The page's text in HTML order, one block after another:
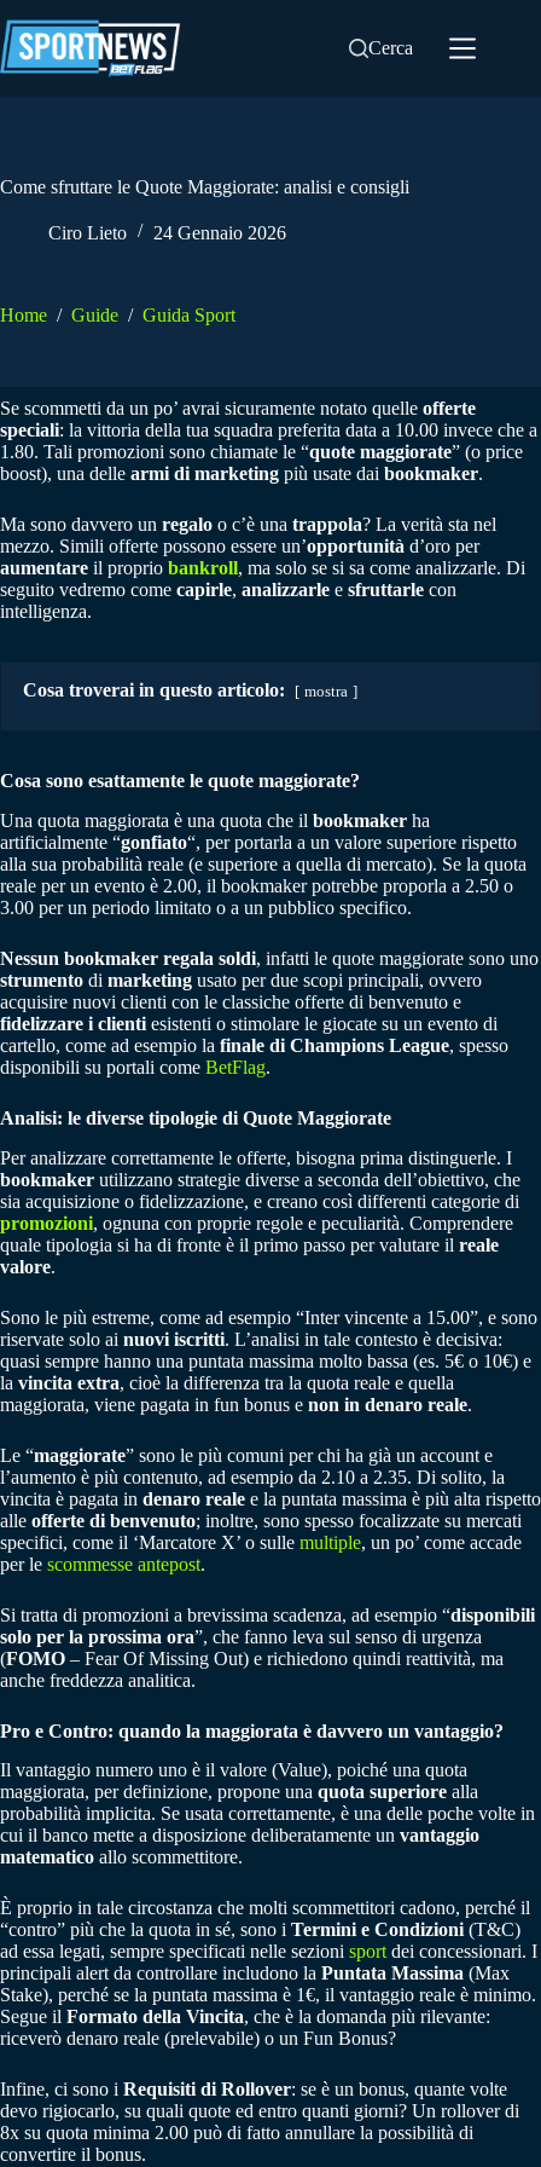
al
contenuto
Cerca
Come sfruttare le Quote Maggiorate: analisi e consigli
Ciro Lieto 24 Gennaio 2026
Home / Guide / Guida Sport
Se scommetti da un po’ avrai sicuramente notato quelle offerte
speciali: la vittoria della tua squadra preferita data a 10.00 invece che a
1.80. Tali promozioni sono chiamate le “quote maggiorate” (o price
boost), una delle armi di marketing più usate dai bookmaker.
Ma sono davvero un regalo o c’è una trappola? La verità sta nel
mezzo. Simili offerte possono essere un’opportunità d’oro per
aumentare il proprio bankroll, ma solo se si sa come analizzarle. Di
seguito vedremo come capirle, analizzarle e sfruttarle con
intelligenza.
Cosa troverai in questo articolo: mostra
Cosa sono esattamente le quote maggiorate?
Una quota maggiorata è una quota che il bookmaker ha
artificialmente “gonfiato“, per portarla a un valore superiore rispetto
alla sua probabilità reale (e superiore a quella di mercato). Se la quota
reale per un evento è 2.00, il bookmaker potrebbe proporla a 2.50 o
3.00 per un periodo limitato o a un pubblico specifico.
Nessun bookmaker regala soldi, infatti le quote maggiorate sono uno
strumento di marketing usato per due scopi principali, ovvero
acquisire nuovi clienti con le classiche offerte di benvenuto e
fidelizzare i clienti esistenti o stimolare le giocate su un evento di
cartello, come ad esempio la finale di Champions League, spesso
disponibili su portali come BetFlag.
Analisi: le diverse tipologie di Quote Maggiorate
Per analizzare correttamente le offerte, bisogna prima distinguerle. I
bookmaker utilizzano strategie diverse a seconda dell’obiettivo, che
sia acquisizione o fidelizzazione, e creano così differenti categorie di
promozioni, ognuna con proprie regole e peculiarità. Comprendere
quale tipologia si ha di fronte è il primo passo per valutare il reale
valore.
Sono le più estreme, come ad esempio “Inter vincente a 15.00”, e sono
riservate solo ai nuovi iscritti. L’analisi in tale contesto è decisiva:
quasi sempre hanno una puntata massima molto bassa (es. 5€ o 10€) e
la vincita extra, cioè la differenza tra la quota reale e quella
maggiorata, viene pagata in fun bonus e non in denaro reale.
Le “maggiorate” sono le più comuni per chi ha già un account e
l’aumento è più contenuto, ad esempio da 2.10 a 2.35. Di solito, la
vincita è pagata in denaro reale e la puntata massima è più alta rispetto
alle offerte di benvenuto; inoltre, sono spesso focalizzate su mercati
specifici, come il ‘Marcatore X’ o sulle multiple, un po’ come accade
per le scommesse antepost.
Si tratta di promozioni a brevissima scadenza, ad esempio “disponibili
solo per la prossima ora”, che fanno leva sul senso di urgenza
(FOMO – Fear Of Missing Out) e richiedono quindi reattività, ma
anche freddezza analitica.
Pro e Contro: quando la maggiorata è davvero un vantaggio?
Il vantaggio numero uno è il valore (Value), poiché una quota
maggiorata, per definizione, propone una quota superiore alla
probabilità implicita. Se usata correttamente, è una delle poche volte in
cui il banco mette a disposizione deliberatamente un vantaggio
matematico allo scommettitore.
È proprio in tale circostanza che molti scommettitori cadono, perché il
“contro” più che la quota in sé, sono i Termini e Condizioni (T&C)
ad essa legati, sempre specificati nelle sezioni sport dei concessionari. I
principali alert da controllare includono la Puntata Massima (Max
Stake), perché se la puntata massima è 1€, il vantaggio reale è minimo.
Segue il Formato della Vincita, che è la domanda più rilevante:
riceverò denaro reale (prelevabile) o un Fun Bonus?
Infine, ci sono i Requisiti di Rollover: se è un bonus, quante volte
devo rigiocarlo, su quali quote ed entro quanti giorni? Un rollover di
8x su quota minima 2.00 può di fatto annullare la possibilità di
convertire il bonus.